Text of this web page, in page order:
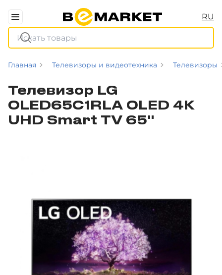
RU
Главная Телевизоры и видеотехника Телевизоры
Телевизор LG
OLED65C1RLA OLED 4K
UHD Smart TV 65"